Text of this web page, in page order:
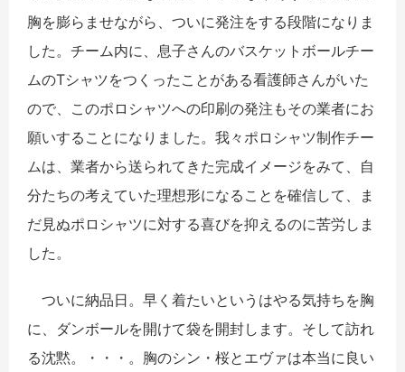
胸を膨らませながら、ついに発注をする段階になりま
した。チーム内に、息子さんのバスケットボールチー
ムのTシャツをつくったことがある看護師さんがいた
ので、このポロシャツへの印刷の発注もその業者にお
願いすることになりました。我々ポロシャツ制作チー
ムは、業者から送られてきた完成イメージをみて、自
分たちの考えていた理想形になることを確信して、ま
だ見ぬポロシャツに対する喜びを抑えるのに苦労しま
した。
ついに納品日。早く着たいというはやる気持ちを胸
に、ダンボールを開けて袋を開封します。そして訪れ
る沈黙。・・・。胸のシン・桜とエヴァは本当に良い